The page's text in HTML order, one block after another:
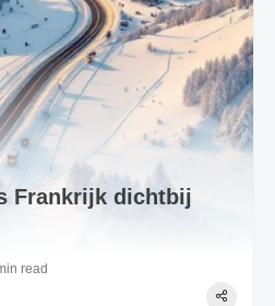
Frankrijk dichtbij
read